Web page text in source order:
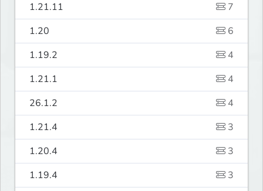
1.21.11
7
1.20
6
1.19.2
4
1.21.1
4
26.1.2
4
1.21.4
3
1.20.4
3
1.19.4
3